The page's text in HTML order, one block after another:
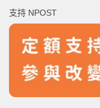
字:
支持 NPOST